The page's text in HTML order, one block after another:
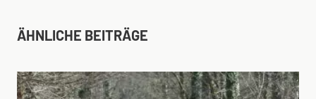
ÄHNLICHE BEITRÄGE